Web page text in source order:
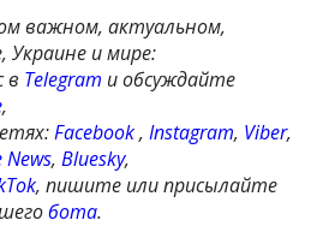
важном, актуальном,
Украине и мире:
в Telegram и обсуждайте
,
Facebook,Instagram, Viber,
News,Bluesky,
, пишите или присылайте
бота.